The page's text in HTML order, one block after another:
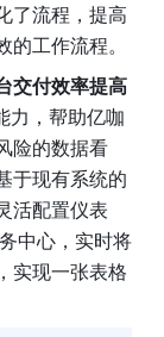
了流程，提高
工作流程。
交付效率提高
力，帮助亿咖
险的数据看
于现有系统的
活配置仪表
中心，实时将
实现一张表格